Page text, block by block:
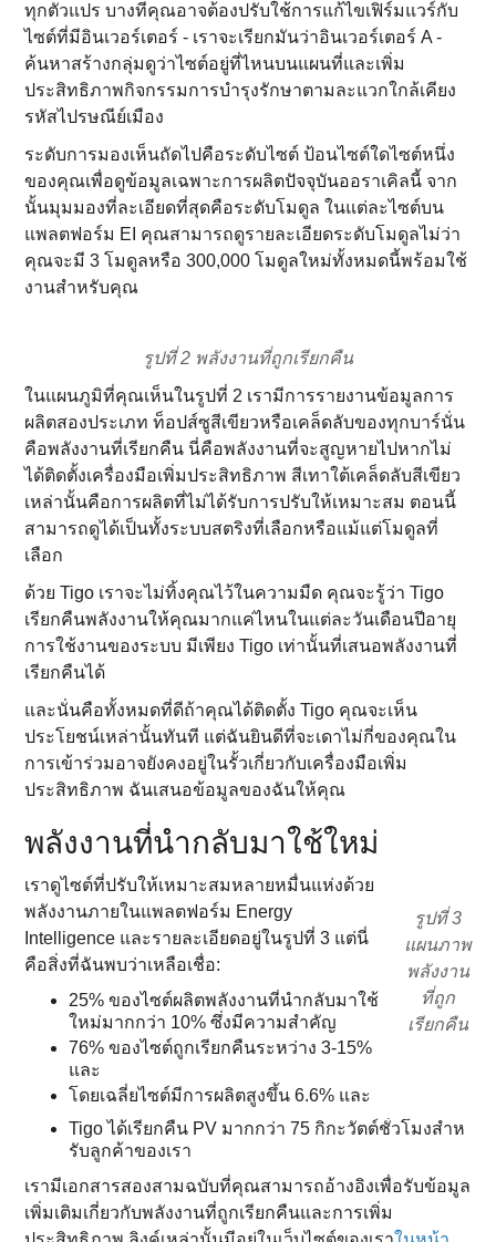
ทุกตัวแปร บางทีคุณอาจต้องปรับใช้การแก้ไขเฟิร์มแวร์กับ
ไซต์ที่มีอินเวอร์เตอร์ - เราจะเรียกมันว่าอินเวอร์เตอร์ A -
ค้นหาสร้างกลุ่มดูว่าไซต์อยู่ที่ไหนบนแผนที่และเพิ่ม
ประสิทธิภาพกิจกรรมการบํารุงรักษาตามละแวกใกล้เคียง
รหัสไปรษณีย์เมือง
ระดับการมองเห็นถัดไปคือระดับไซต์ ป้อนไซต์ใดไซต์หนึ่ง
ของคุณเพื่อดูข้อมูลเฉพาะการผลิตปัจจุบันออราเคิลนี้ จาก
นั้นมุมมองที่ละเอียดที่สุดคือระดับโมดูล ในแต่ละไซต์บน
แพลตฟอร์ม EI คุณสามารถดูรายละเอียดระดับโมดูลไม่ว่า
คุณจะมี 3 โมดูลหรือ 300,000 โมดูลใหม่ทั้งหมดนี้พร้อมใช้
งานสําหรับคุณ
รูปที่ 2 พลังงานที่ถูกเรียกคืน
ในแผนภูมิที่คุณเห็นในรูปที่ 2 เรามีการรายงานข้อมูลการ
ผลิตสองประเภท ท็อปส์ซูสีเขียวหรือเคล็ดลับของทุกบาร์นั่น
คือพลังงานที่เรียกคืน นี่คือพลังงานที่จะสูญหายไปหากไม่
ได้ติดตั้งเครื่องมือเพิ่มประสิทธิภาพ สีเทาใต้เคล็ดลับสีเขียว
เหล่านั้นคือการผลิตที่ไม่ได้รับการปรับให้เหมาะสม ตอนนี้
สามารถดูได้เป็นทั้งระบบสตริงที่เลือกหรือแม้แต่โมดูลที่
เลือก
ด้วย Tigo เราจะไม่ทิ้งคุณไว้ในความมืด คุณจะรู้ว่า Tigo
เรียกคืนพลังงานให้คุณมากแค่ไหนในแต่ละวันเดือนปีอายุ
การใช้งานของระบบ มีเพียง Tigo เท่านั้นที่เสนอพลังงานที่
เรียกคืนได้
และนั่นคือทั้งหมดที่ดีถ้าคุณได้ติดตั้ง Tigo คุณจะเห็น
ประโยชน์เหล่านั้นทันที แต่ฉันยินดีที่จะเดาไม่กี่ของคุณใน
การเข้าร่วมอาจยังคงอยู่ในรั้วเกี่ยวกับเครื่องมือเพิ่ม
ประสิทธิภาพ ฉันเสนอข้อมูลของฉันให้คุณ
พลังงานที่นํากลับมาใช้ใหม่
รูปที่ 3
แผนภาพ
พลังงาน
ที่ถูก
เรียกคืน
เราดูไซต์ที่ปรับให้เหมาะสมหลายหมื่นแห่งด้วย
พลังงานภายในแพลตฟอร์ม Energy
Intelligence และรายละเอียดอยู่ในรูปที่ 3 แต่นี่
คือสิ่งที่ฉันพบว่าเหลือเชื่อ:
25% ของไซต์ผลิตพลังงานที่นํากลับมาใช้
ใหม่มากกว่า 10% ซึ่งมีความสําคัญ
76% ของไซต์ถูกเรียกคืนระหว่าง 3-15%
และ
โดยเฉลี่ยไซต์มีการผลิตสูงขึ้น 6.6% และ
Tigo ได้เรียกคืน PV มากกว่า 75 กิกะวัตต์ชั่วโมงสําห
รับลูกค้าของเรา
เรามีเอกสารสองสามฉบับที่คุณสามารถอ้างอิงเพื่อรับข้อมูล
เพิ่มเติมเกี่ยวกับพลังงานที่ถูกเรียกคืนและการเพิ่ม